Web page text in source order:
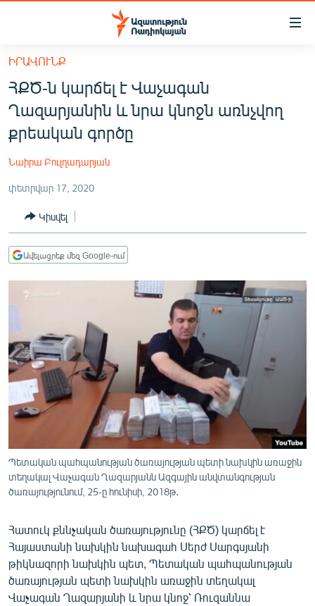
Մատչելիության
հիմնական
բովանդակությանը
Անցնել
հիմնական
մենյուին
ՀԱՅԱՍՏԱՆ
ՔԱՂԱՔԱԿԱՆ
ՏՆՏԵՍՈՒԹՅՈՒՆ
ՂԱՐԱԲԱՂ
ՏԱՐԱԾԱՇՐՋԱՆ
ՄԻՋԱԶԳԱՅԻՆ
ՄՇԱԿՈՒՅԹ
ՍՊՈՐՏ
ՄԵԿՆԱԲԱՆՈՒԹՅՈՒՆ
ՏՏ ԵՒ ԻՆՏԵՐՆԵՏ
ԱՐԽԻՎ
ԲԱՆԱՎԵՃ
ՁԳՏԵԼՈՎ ԼԱՎԱԳՈՒՅՆԻՆ
ՓՈԴՔԱՍԹ
ԻՐԱՎՈՒՆՔ
ՀՔԾ-ն կարճել է Վաչագան
Ղազարյանին և նրա կնոջն առնչվող
քրեական գործը
Նաիրա Բուլղադարյան
փետրվար 17, 2020
Կիսվել
Ավելացրեք մեզ Google-ում
Պետական պահպանության ծառայության պետի նախկին առաջին
տեղակալ Վաչագան Ղազարյանն Ազգային անվտանգության
ծառայությունում, 25-ը հունիսի, 2018թ․
Հատուկ քննչական ծառայությունը (ՀՔԾ) կարճել է
Հայաստանի նախկին նախագահ Սերժ Սարգսյանի
թիկնազորի նախկին պետ, Պետական պահպանության
ծառայության պետի նախկին առաջին տեղակալ
Վաչագան Ղազարյանի և նրա կնոջ՝ Ռուզաննա